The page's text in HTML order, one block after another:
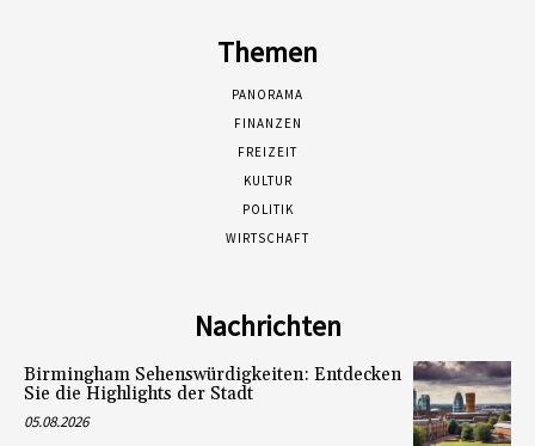
Themen
PANORAMA
FINANZEN
FREIZEIT
KULTUR
POLITIK
WIRTSCHAFT
Nachrichten
Birmingham Sehenswürdigkeiten: Entdecken
Sie die Highlights der Stadt
05.08.2026